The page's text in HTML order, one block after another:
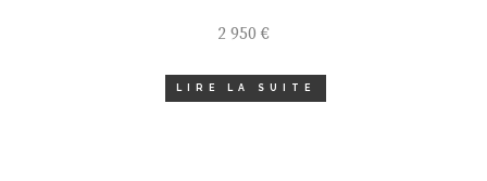
2 950 €
LIRE LA SUITE